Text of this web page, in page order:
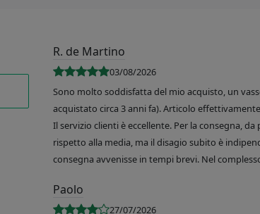
R. de Martino
03/08/2026
Sono molto soddisfatta del mio acquisto, un
acquistato circa 3 anni fa). Articolo
Il servizio clienti è eccellente. Per la consegna,
rispetto alla media, ma il disagio subito è
consegna avvenisse in tempi brevi. Nel
Paolo
27/07/2026